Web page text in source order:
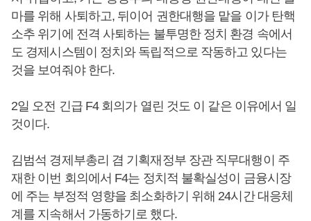
마를 위해 사퇴하고, 뒤이어 권한대행을 맡을 이가 탄핵
소추 위기에 전격 사퇴하는 불투명한 정치 환경 속에서
도 경제시스템이 정치와 독립적으로 작동하고 있다는
것을 보여줘야 한다.
2일 오전 긴급 F4 회의가 열린 것도 이 같은 이유에서 일
것이다.
김범석 경제부총리 겸 기획재정부 장관 직무대행이 주
재한 이번 회의에서 F4는 정치적 불확실성이 금융시장
에 주는 부정적 영향을 최소화하기 위해 24시간 대응체
계를 지속해서 가동하기로 했다.